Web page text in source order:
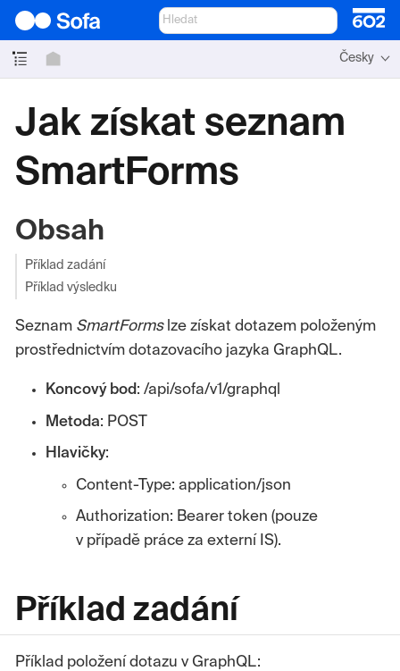
Česky
Jak získat seznam
SmartForms
Obsah
Příklad zadání
Příklad výsledku
Seznam SmartFormslze získat dotazem položeným
prostřednictvím dotazovacího jazyka GraphQL.
Koncový bod: /api/sofa/v1/graphql
Metoda: POST
Hlavičky:
Content-Type: application/json
Authorization: Bearer token (pouze
v případě práce za externí IS).
Příklad zadání
Příklad položení dotazu v GraphQL: